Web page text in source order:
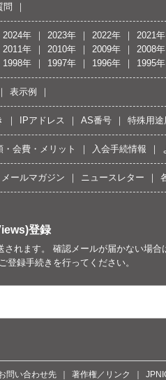
問
2024年 2023年 2022年 2021年
2011年 2010年 2009年 2008年
1998年 1997年 1996年 1995年
表示例
IPアドレス AS番号 特殊用途
・会費・メリット 入会手続情報
メールマガジン ニュースレター
登録
れます。 確認メールが届かない場
登録手続きを行ってください。
問い合わせ先 著作権／リンク